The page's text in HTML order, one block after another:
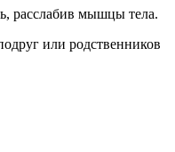
расслабив мышцы тела.
или родственников